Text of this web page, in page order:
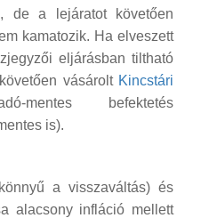
de a lejáratot követően
kamatozik. Ha elveszett
eljárásban tiltható
vásárolt Kincstári
mentes befektetés
is).
a visszaváltás) és
alacsony infláció mellett